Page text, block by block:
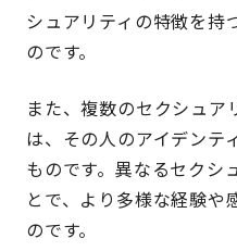
シュアリティの特徴を持
のです。
また、複数のセクシュア
は、その人のアイデンテ
ものです。異なるセクシ
とで、より多様な経験や
のです。